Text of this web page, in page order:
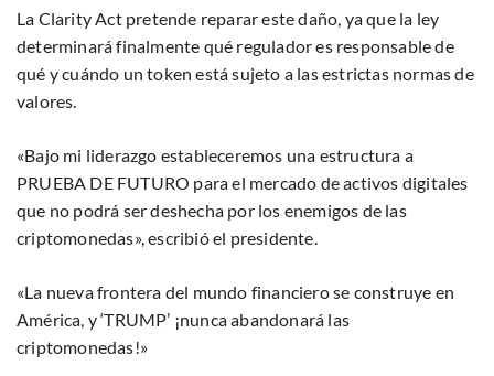
La Clarity Act pretende reparar este daño, ya que la ley
determinará finalmente qué regulador es responsable de
qué y cuándo un token está sujeto a las estrictas normas de
valores.
«Bajo mi liderazgo estableceremos una estructura a
PRUEBA DE FUTURO para el mercado de activos digitales
que no podrá ser deshecha por los enemigos de las
criptomonedas», escribió el presidente.
«La nueva frontera del mundo financiero se construye en
América, y ‘TRUMP’ ¡nunca abandonará las
criptomonedas!»